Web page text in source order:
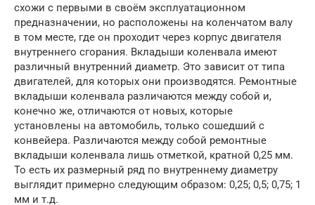
схожи с первыми в своём эксплуатационном
предназначении, но расположены на коленчатом валу
в том месте, где он проходит через корпус двигателя
внутреннего сгорания. Вкладыши коленвала имеют
различный внутренний диаметр. Это зависит от типа
двигателей, для которых они производятся. Ремонтные
вкладыши коленвала различаются между собой и,
конечно же, отличаются от новых, которые
установлены на автомобиль, только сошедший с
конвейера. Различаются между собой ремонтные
вкладыши коленвала лишь отметкой, кратной 0,25 мм.
То есть их размерный ряд по внутреннему диаметру
выглядит примерно следующим образом: 0,25; 0,5; 0,75; 1
мм и т.д.